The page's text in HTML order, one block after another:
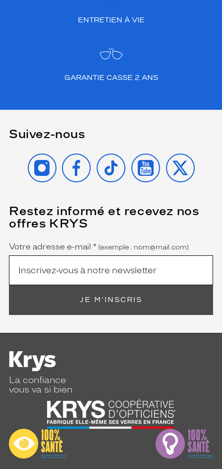
ENTRETIEN À VIE
GARANTIE CASSE 2 ANS
Suivez-nous
INSTAGRAMFACEBOOK
TIKTOK YOUTUBE
X
Restez informé et recevez nos
offres KRYS
Name
Votre adresse e-mail *
(Ce
champ
est
(exemple : nom@mail.com)
JE M'INSCRIS
La confiance
vous va si bien